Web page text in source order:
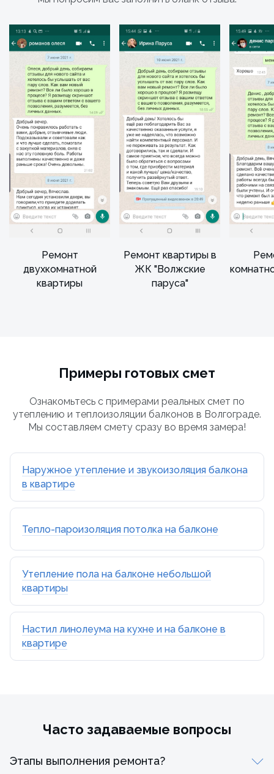
Ремонт
двухкомнатной
квартиры
Ремонт квартиры в
ЖК "Волжские
паруса"
Примеры готовых смет
Ознакомьтесь с примерами реальных смет по
утеплению и теплоизоляции балконов в Волгограде.
Мы составляем смету сразу во время замера!
Наружное утепление и звукоизоляция балкона
в квартире
Тепло-пароизоляция потолка на балконе
Утепление пола на балконе небольшой
квартиры
Настил линолеума на кухне и на балконе в
квартире
Часто задаваемые вопросы
Этапы выполнения ремонта?